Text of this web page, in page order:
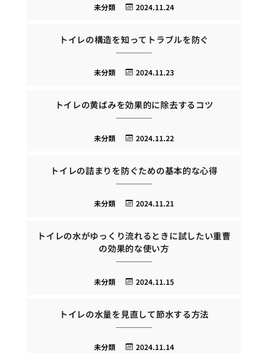
2024.11.24
未分類
トイレの構造を知ってトラブルを防ぐ
2024.11.23
未分類
トイレの黄ばみを効果的に除去するコツ
2024.11.22
未分類
トイレの詰まりを防ぐための基本的な心得
2024.11.21
未分類
トイレの水がゆっくり流れるときに試したい重曹
の効果的な使い方
2024.11.15
未分類
トイレの水量を見直して節水する方法
2024.11.14
未分類